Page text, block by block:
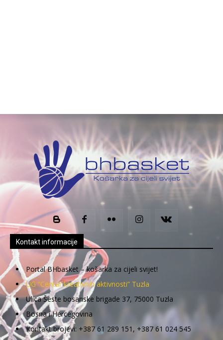
Kontakt informacije
Portal BHbasket – košarka za cijeli svijet!
UG “Centar kreativnih aktivnosti” Tuzla
Ulica Šeste bosanske brigade 37, 75000 Tuzla
Bosna i Hercegovina
Kontakt brojevi: +387 61 289 151, +387 61 024 545